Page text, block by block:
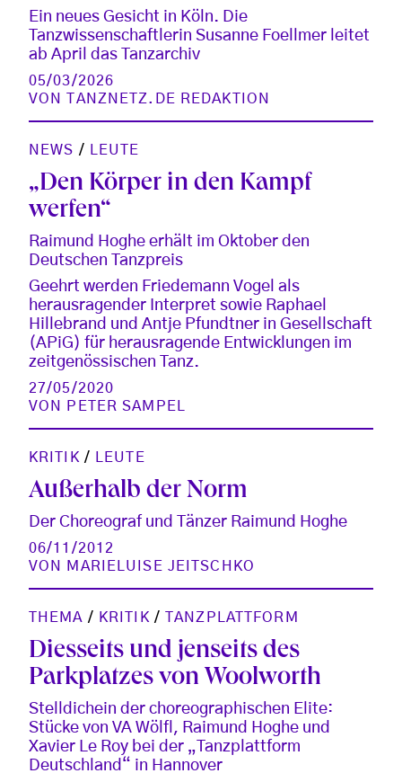
Ein neues Gesicht in Köln. Die
Tanzwissenschaftlerin Susanne Foellmer leitet
ab April das Tanzarchiv
05/03/2026
VON
TANZNETZ.DE REDAKTION
NEWS / LEUTE
„Den Körper in den Kampf
werfen“
Raimund Hoghe erhält im Oktober den
Deutschen Tanzpreis
Geehrt werden Friedemann Vogel als
herausragender Interpret sowie Raphael
Hillebrand und Antje Pfundtner in Gesellschaft
(APiG) für herausragende Entwicklungen im
zeitgenössischen Tanz.
27/05/2020
VON
PETER SAMPEL
KRITIK / LEUTE
Außerhalb der Norm
Der Choreograf und Tänzer Raimund Hoghe
06/11/2012
VON MARIELUISE JEITSCHKO
THEMA / KRITIK / TANZPLATTFORM
Diesseits und jenseits des
Parkplatzes von Woolworth
Stelldichein der choreographischen Elite:
Stücke von VA Wölfl, Raimund Hoghe und
Xavier Le Roy bei der „Tanzplattform
Deutschland“ in Hannover